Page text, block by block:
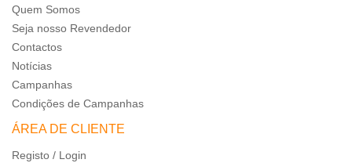
Quem Somos
Seja nosso Revendedor
Contactos
Notícias
Campanhas
Condições de Campanhas
ÁREA DE CLIENTE
Registo / Login